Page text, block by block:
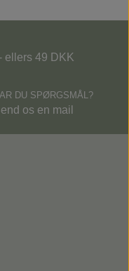
ellers 49 DKK
DU SPØRGSMÅL?
os en mail